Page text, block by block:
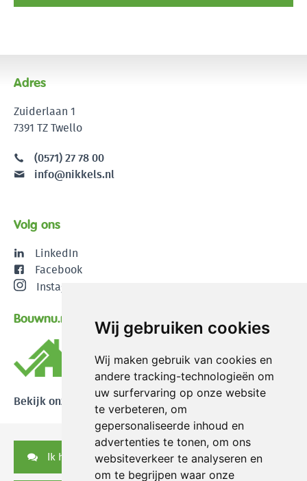
Wij gebruiken cookies
Wij maken gebruik van cookies en
andere tracking-technologieën om
uw surfervaring op onze website
te verbeteren, om
gepersonaliseerde inhoud en
advertenties te tonen, om ons
websiteverkeer te analyseren en
om te begrijpen waar onze
Adres
Zuiderlaan 1
7391 TZ Twello
(0571) 27 78 00
info@nikkels.nl
Volg ons
LinkedIn
Facebook
Instagram
Bouwnu.nl
Bekijk onze reviews
Ik heb een vraag